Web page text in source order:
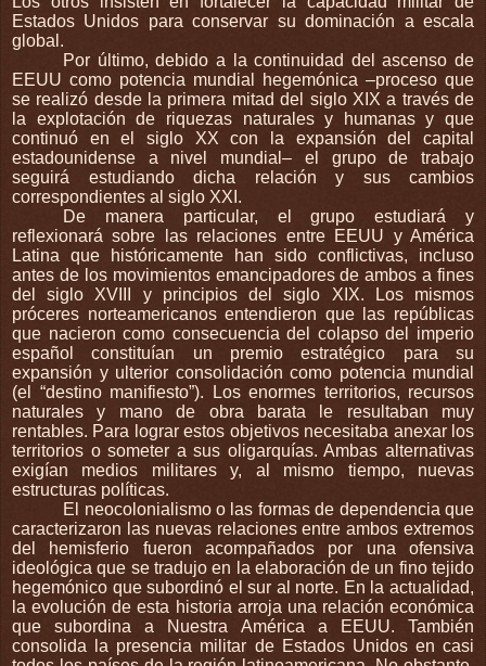
Estados Unidos para conservar su dominación a escala
global.
Por último, debido a la continuidad del ascenso de
EEUU como potencia mundial hegemónica –proceso que
se realizó desde la primera mitad del siglo XIX a través de
la explotación de riquezas naturales y humanas y que
continuó en el siglo XX con la expansión del capital
estadounidense a nivel mundial– el grupo de trabajo
seguirá estudiando dicha relación y sus cambios
correspondientes al siglo XXI.
De manera particular, el grupo estudiará y
reflexionará sobre las relaciones entre EEUU y América
Latina que históricamente han sido conflictivas, incluso
antes de los movimientos emancipadores de ambos a fines
del siglo XVIII y principios del siglo XIX. Los mismos
próceres norteamericanos entendieron que las repúblicas
que nacieron como consecuencia del colapso del imperio
español constituían un premio estratégico para su
expansión y ulterior consolidación como potencia mundial
(el “destino manifiesto”). Los enormes territorios, recursos
naturales y mano de obra barata le resultaban muy
rentables. Para lograr estos objetivos necesitaba anexar los
territorios o someter a sus oligarquías. Ambas alternativas
exigían medios militares y, al mismo tiempo, nuevas
estructuras políticas.
El neocolonialismo o las formas de dependencia que
caracterizaron las nuevas relaciones entre ambos extremos
del hemisferio fueron acompañados por una ofensiva
ideológica que se tradujo en la elaboración de un fino tejido
hegemónico que subordinó el sur al norte. En la actualidad,
la evolución de esta historia arroja una relación económica
que subordina a Nuestra América a EEUU. También
consolida la presencia militar de Estados Unidos en casi